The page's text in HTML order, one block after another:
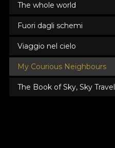
The whole world
Fuori dagli schemi
Viaggio nel cielo
My Courious Neighbours
The Book of Sky, Sky Travel